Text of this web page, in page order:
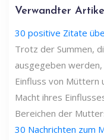
Verwandter
30 positive Zitate
Trotz der Summen,
ausgegeben
Einfluss von Müttern
Macht ihres
Bereichen der
30 Nachrichten zum